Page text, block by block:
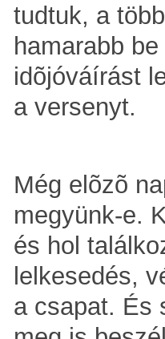
tudtuk, a
hamarabb
idõjóváírást
a versenyt.
Még elõzõ
megyünk-e.
és hol
lelkesedés,
a csapat. És